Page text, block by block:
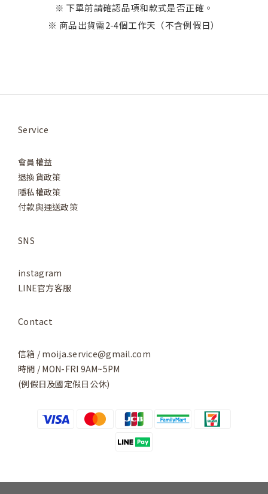
※ 下單前請確認品項和款式是否正確。
※ 商品出貨需2-4個工作天（不含例假日）
Service
會員權益
退換貨政策
隱私權政策
付款與運送政策
SNS
instagram
LINE官方客服
Contact
信箱 / moija.service@gmail.com
時間 / MON-FRI 9AM~5PM
(例假日及國定假日公休)